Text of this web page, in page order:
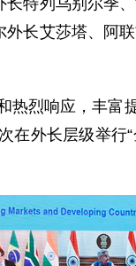
特列乌别尔季
长艾莎塔、阿
烈响应，丰富
外长层级举行